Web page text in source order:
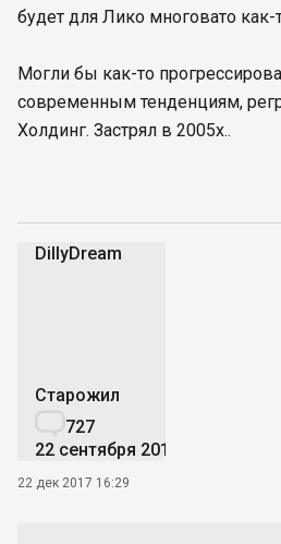
будет для Лико многовато как-
Могли бы как-то
современным тенденциям,
Холдинг. Застрял в 2005х..
DillyDream
Старожил
727
22 сентября 2016
22 дек 2017 16:29